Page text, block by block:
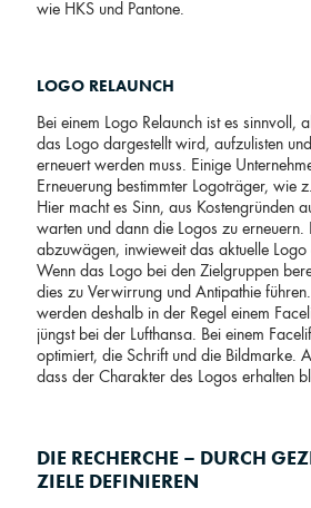
wie HKS und Pantone.
LOGO RELAUNCH
Bei einem Logo Relaunch ist es sinnvoll,
das Logo dargestellt wird, aufzulisten
erneuert werden muss. Einige
Erneuerung bestimmter Logoträger, wie
Hier macht es Sinn, aus Kostengründen
warten und dann die Logos zu erneuern.
abzuwägen, inwieweit das aktuelle
Wenn das Logo bei den Zielgruppen
dies zu Verwirrung und Antipathie
werden deshalb in der Regel einem
jüngst bei der Lufthansa. Bei einem
optimiert, die Schrift und die Bildmarke.
dass der Charakter des Logos erhalten
DIE RECHERCHE – DURCH
ZIELE DEFINIEREN